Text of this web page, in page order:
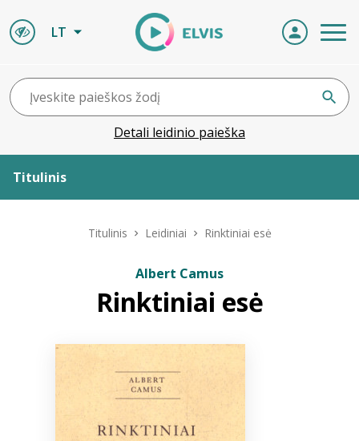
LT
Detali leidinio paieška
Titulinis
ELVIS atvyksta
Titulinis Leidiniai Rinktiniai esė
Albert Camus
Rinktiniai esė